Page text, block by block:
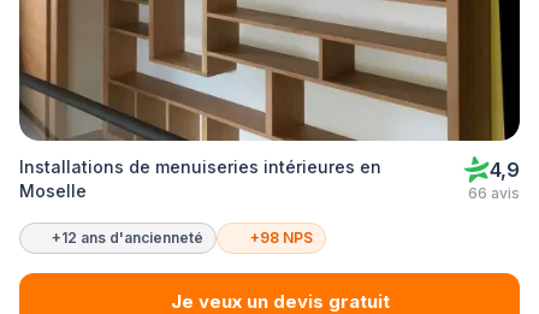
Installations de menuiseries intérieures en
Moselle
4,9
66 avis
+12 ans d'ancienneté +98 NPS
Je veux un devis gratuit